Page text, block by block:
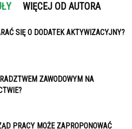
WIĘCEJ OD AUTORA
SIĘ O DODATEK AKTYWIZACYJNY?
ZAWODOWYM NA
PRACY MOŻE ZAPROPONOWAĆ